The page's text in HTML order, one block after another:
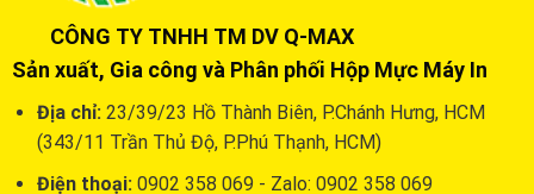
CÔNG TY TNHH TM DV Q-MAX
Sản xuất, Gia công và Phân phối Hộp Mực Máy In
Địa chỉ: 23/39/23 Hồ Thành Biên, P.Chánh Hưng, HCM
(343/11 Trần Thủ Độ, P.Phú Thạnh, HCM)
Điện thoại: 0902 358 069 - Zalo: 0902 358 069